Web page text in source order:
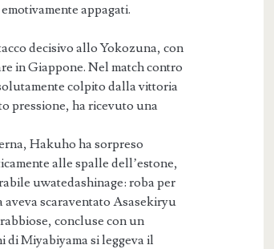
appagati.
decisivo allo Yokozuna, con
in Giappone. Nel match contro
colpito dalla vittoria
pressione, ha ricevuto una
Hakuho ha sorpreso
alle spalle dell’estone,
uwatedashinage: roba per
scaraventato Asasekiryu
concluse con un
di Miyabiyama si leggeva il